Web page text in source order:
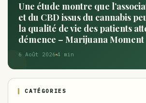
Une étude montre que
et du CBD issus du cannabis
la qualité de vie des patients
démence – Marijuana Moment
6 Août 2026 4 min
CATÉGORIES